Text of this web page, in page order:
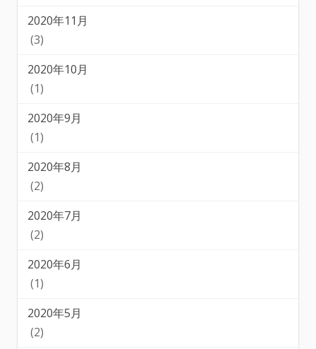
2020年11月
(3)
2020年10月
(1)
2020年9月
(1)
2020年8月
(2)
2020年7月
(2)
2020年6月
(1)
2020年5月
(2)